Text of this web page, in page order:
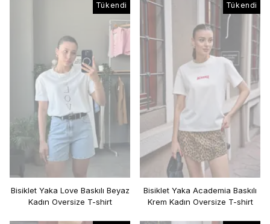
Tükendi
Bisiklet Yaka Love Baskılı Beyaz
Kadın Oversize T-shirt
Tükendi
Bisiklet Yaka Academia Baskılı
Krem Kadın Oversize T-shirt